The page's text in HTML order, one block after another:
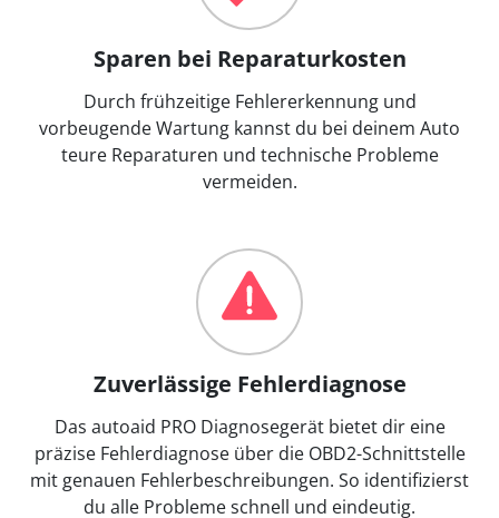
Sparen bei Reparaturkosten
Durch frühzeitige Fehlererkennung und
vorbeugende Wartung kannst du bei deinem Auto
teure Reparaturen und technische Probleme
vermeiden.
Zuverlässige Fehlerdiagnose
Das autoaid PRO Diagnosegerät bietet dir eine
präzise Fehlerdiagnose über die OBD2-Schnittstelle
mit genauen Fehlerbeschreibungen. So identifizierst
du alle Probleme schnell und eindeutig.